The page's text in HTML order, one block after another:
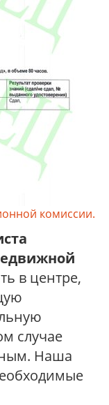
комиссии.
в центре,
случае
Наша